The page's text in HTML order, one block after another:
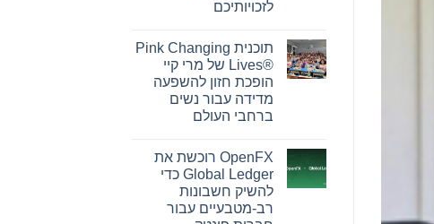
לזכויותיכם
על
חדשות
למשקיעים
ב-
Barclays:
אם
סבלתם
Barclays
PLC
(NYSE:
BCS),
אתם
מוזמנים
תוכנית Pink Changing
Lives®‎ של מרי קיי
הופכת חזון להשפעה
מדידה עבור נשים
ברחבי העולם
על
תוכנית
Pink
Changing
Lives®‎
של
OpenFX רוכשת את
Global Ledger כדי
להשיק חשבונות
רב-מטבעיים עבור